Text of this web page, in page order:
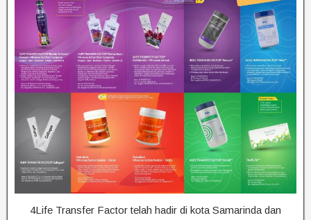
4Life Transfer Factor telah hadir di kota Samarinda dan